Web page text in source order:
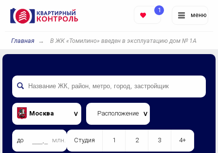
меню
1
Главная В ЖК «Томилино» введен в эксплуатацию дом № 1А
Москва Расположение
до млн. Студия 1 2 3 4+